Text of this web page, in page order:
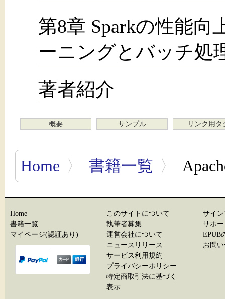
第8章 Sparkの性能
ーニングとバッチ処
著者紹介
概要 サンプル リンク用タ
Home 〉 書籍一覧 〉
Home
書籍一覧
マイページ(認証あり)
このサイトについて
執筆者募集
運営会社について
ニュースリリース
サービス利用規約
プライバシーポリシー
特定商取引法に基づく
表示
サイ
サポ
EPUB
お問